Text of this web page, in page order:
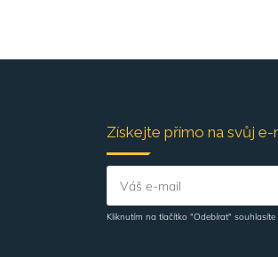
Získejte přímo na svůj e-
Váš e-mail
Kliknutím na tlačítko "Odebírat" souhlasíte